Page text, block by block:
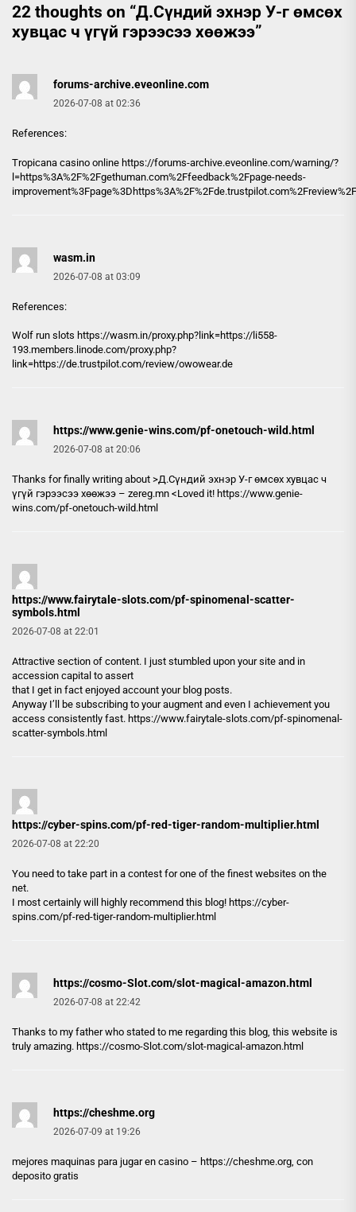
22 thoughts on “Д.Сүндий эхнэр У-г өмсөх
хувцас ч үгүй гэрээсээ хөөжээ”
forums-archive.eveonline.com
2026-07-08 at 02:36
References:
Tropicana casino online https://forums-archive.eveonline.com/warning/?
l=https%3A%2F%2Fgethuman.com%2Ffeedback%2Fpage-needs-
wasm.in
2026-07-08 at 03:09
References:
Wolf run slots https://wasm.in/proxy.php?link=https://li558-
193.members.linode.com/proxy.php?
link=https://de.trustpilot.com/review/owowear.de
https://www.genie-wins.com/pf-onetouch-wild.html
2026-07-08 at 20:06
Thanks for finally writing about >Д.Сүндий эхнэр У-г өмсөх хувцас ч
үгүй гэрээсээ хөөжээ – zereg.mn <Loved it! https://www.genie-
wins.com/pf-onetouch-wild.html
https://www.fairytale-slots.com/pf-spinomenal-scatter-
symbols.html
2026-07-08 at 22:01
Attractive section of content. I just stumbled upon your site and in
accession capital to assert
that I get in fact enjoyed account your blog posts.
Anyway I’ll be subscribing to your augment and even I achievement you
access consistently fast. https://www.fairytale-slots.com/pf-spinomenal-
scatter-symbols.html
https://cyber-spins.com/pf-red-tiger-random-multiplier.html
2026-07-08 at 22:20
You need to take part in a contest for one of the finest websites on the
net.
I most certainly will highly recommend this blog! https://cyber-
spins.com/pf-red-tiger-random-multiplier.html
https://cosmo-Slot.com/slot-magical-amazon.html
2026-07-08 at 22:42
Thanks to my father who stated to me regarding this blog, this website is
truly amazing. https://cosmo-Slot.com/slot-magical-amazon.html
https://cheshme.org
2026-07-09 at 19:26
mejores maquinas para jugar en casino – https://cheshme.org, con
deposito gratis